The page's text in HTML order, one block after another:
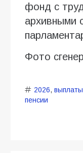
фонд с
архивными
Фото
2026, выплаты
пенсии